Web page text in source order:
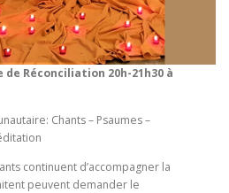
de Réconciliation 20h-21h30 à
Chants – Psaumes –
continuent d’accompagner la
peuvent demander le